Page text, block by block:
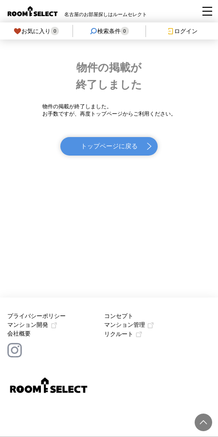
名古屋のお部屋探しはルームセレクト
お気に入り 0 検索条件 0 ログイン
物件の掲載が
終了しました
物件の掲載が終了しました。
お手数ですが、再度トップページからご利用ください。
トップページに戻る
プライバシーポリシー
コンセプト
マンション開発
マンション管理
会社概要
リクルート